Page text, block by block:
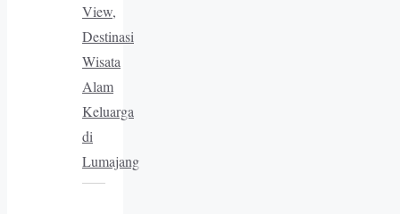
View,
Destinasi
Wisata
Alam
Keluarga
di
Lumajang